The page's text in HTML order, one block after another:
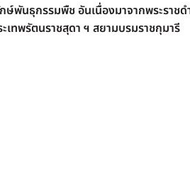
ษ์พันธุกรรมพืช อันเนื่องมาจากพระราชด
เทพรัตนราชสุดา ฯ สยามบรมราชกุมารี